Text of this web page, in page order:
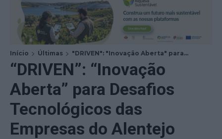
Início Últimas "DRIVEN": "Inovação Aberta" para...
“DRIVEN”: “Inovação
Aberta” para Desafios
Tecnológicos das
Empresas do Alentejo